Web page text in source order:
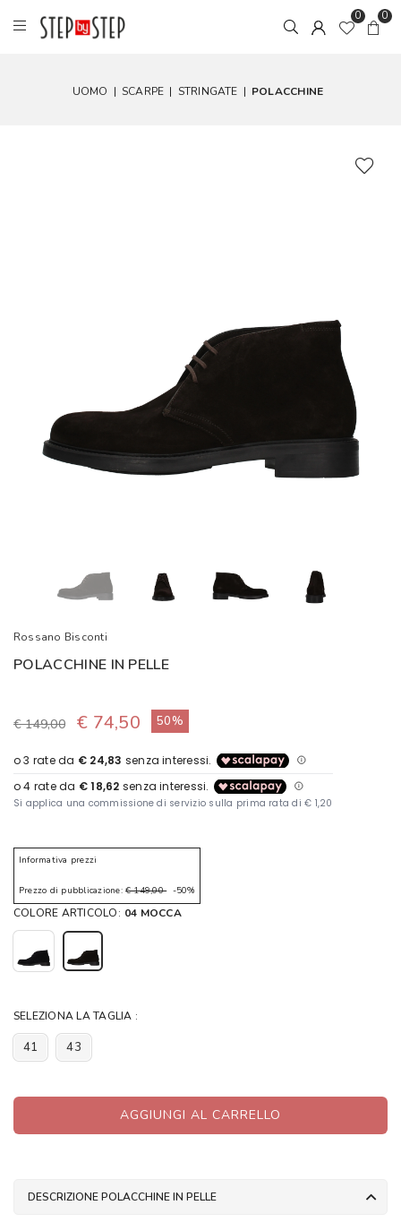
0 0
UOMO | SCARPE | STRINGATE | POLACCHINE
Rossano Bisconti
POLACCHINE IN PELLE
€ 149,00 € 74,50 50%
Informativa prezzi
Prezzo di pubblicazione: € 149,00-50%
COLORE ARTICOLO: 04 MOCCA
SELEZIONA LA TAGLIA :
41 43
AGGIUNGI AL CARRELLO
DESCRIZIONE POLACCHINE IN PELLE